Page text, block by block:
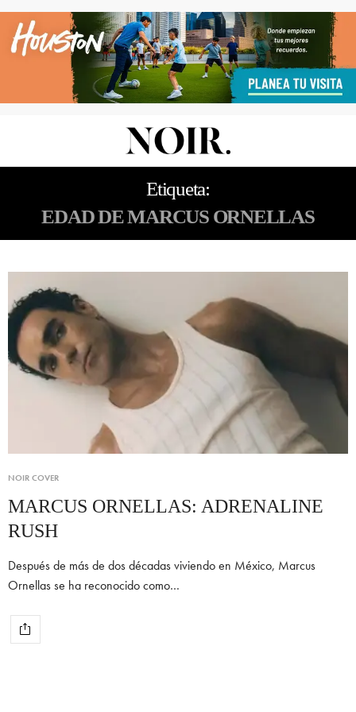
Etiqueta:
EDAD DE MARCUS ORNELLAS
NOIR COVER
MARCUS ORNELLAS: ADRENALINE
RUSH
Después de más de dos décadas viviendo en México, Marcus
Ornellas se ha reconocido como…